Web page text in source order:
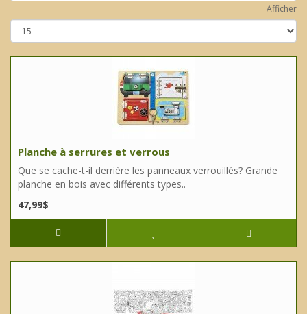
Afficher
Planche à serrures et verrous
Que se cache-t-il derrière les panneaux verrouillés? Grande
planche en bois avec différents types..
47,99$